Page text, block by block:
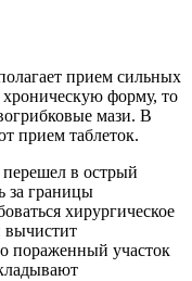
прием сильных
форму, то
мази. В
прием таблеток.
перешел в острый
за границы
хирургическое
вычистит
пораженный участок